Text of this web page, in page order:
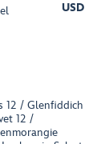
USD
12 / Glenfiddich
12 /